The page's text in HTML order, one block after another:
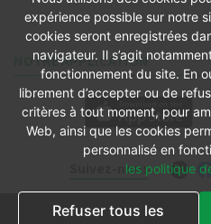
Suivez-nous
NOTRE APPLICATION
expérience possible sur notre
cookies seront enregistrées
navigateur. Il s’agit
fonctionnement du site. En
librement d’accepter ou de
critères à tout moment, pour
Web, ainsi que les cookies
personnalisé en
les politique
Refuser tous les